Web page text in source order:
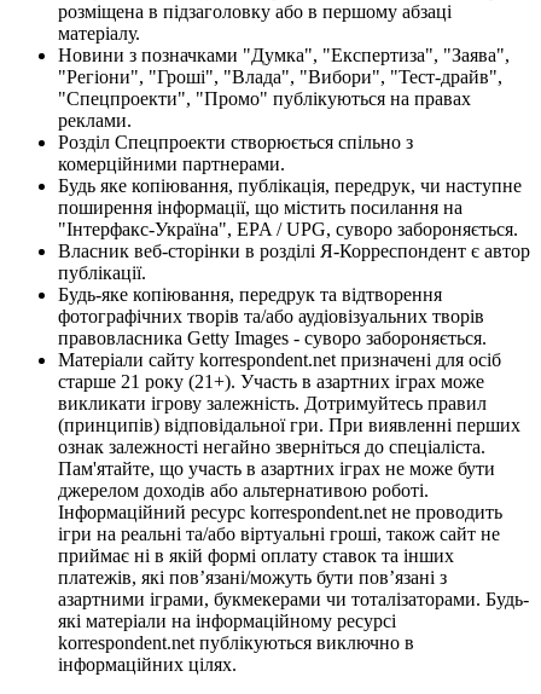
розміщена в підзаголовку або в першому абзаці
матеріалу.
Новини з позначками "Думка", "Експертиза", "Заява",
"Регіони", "Гроші", "Влада", "Вибори", "Тест-драйв",
"Спецпроекти", "Промо" публікуються на правах
реклами.
Розділ Спецпроекти створюється спільно з
комерційними партнерами.
Будь яке копіювання, публікація, передрук, чи наступне
поширення інформації, що містить посилання на
"Інтерфакс-Україна", EPA / UPG, суворо забороняється.
Власник веб-сторінки в розділі Я-Корреспондент є автор
публікації.
Будь-яке копіювання, передрук та відтворення
фотографічних творів та/або аудіовізуальних творів
правовласника Getty Images - суворо забороняється.
Матеріали сайту korrespondent.net призначені для осіб
старше 21 року (21+). Участь в азартних іграх може
викликати ігрову залежність. Дотримуйтесь правил
(принципів) відповідальної гри. При виявленні перших
ознак залежності негайно зверніться до спеціаліста.
Пам'ятайте, що участь в азартних іграх не може бути
джерелом доходів або альтернативою роботі.
Інформаційний ресурс korrespondent.net не проводить
ігри на реальні та/або віртуальні гроші, також сайт не
приймає ні в якій формі оплату ставок та інших
платежів, які пов’язані/можуть бути пов’язані з
азартними іграми, букмекерами чи тоталізаторами. Будь-
які матеріали на інформаційному ресурсі
korrespondent.net публікуються виключно в
інформаційних цілях.